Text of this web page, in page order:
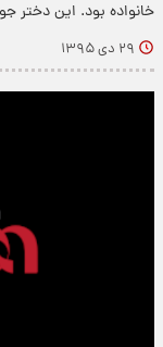
خانواده بود. این دختر
۲۹ دی ۱۳۹۵